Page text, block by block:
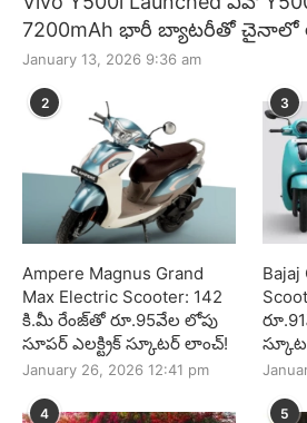
7200mAh భారీ బ్యాటరీతో చైనాలో
January 13, 2026 9:36 am
2
Ampere Magnus Grand
Max Electric Scooter: 142
కి.మీ రేంజ్‌తో రూ.95వేల లోపు
సూపర్ ఎలక్ట్రిక్ స్కూటర్ లాంచ్!
January 26, 2026 12:41 pm
3
Bajaj
4 5